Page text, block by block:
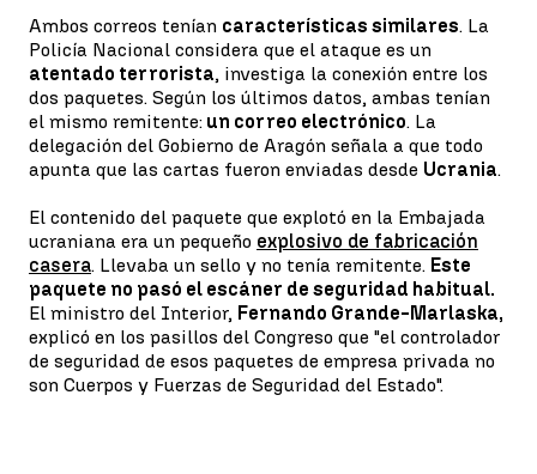
Ambos correos tenían características similares. La
Policía Nacional considera que el ataque es un
atentado terrorista, investiga la conexión entre los
dos paquetes. Según los últimos datos, ambas tenían
el mismo remitente: un correo electrónico. La
delegación del Gobierno de Aragón señala a que todo
apunta que las cartas fueron enviadas desde Ucrania.
El contenido del paquete que explotó en la Embajada
ucraniana era un pequeño explosivo de fabricación
casera. Llevaba un sello y no tenía remitente. Este
paquete no pasó el escáner de seguridad habitual.
El ministro del Interior, Fernando Grande-Marlaska,
explicó en los pasillos del Congreso que "el controlador
de seguridad de esos paquetes de empresa privada no
son Cuerpos y Fuerzas de Seguridad del Estado".